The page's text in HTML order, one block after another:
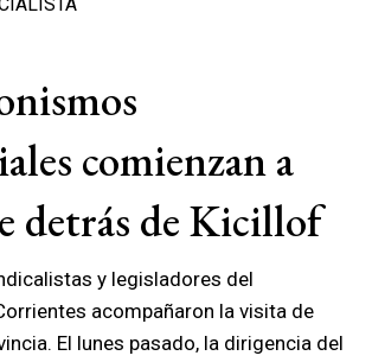
comienzan a
detrás de Kicillof
y legisladores del
acompañaron la visita de
El lunes pasado, la dirigencia del